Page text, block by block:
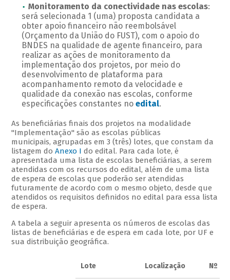
Monitoramento da conectividade nas escolas:
será selecionada 1 (uma) proposta candidata a
obter apoio financeiro não reembolsável
(Orçamento da União do FUST), com o apoio do
BNDES na qualidade de agente financeiro, para
realizar as ações de monitoramento da
implementação dos projetos, por meio do
desenvolvimento de plataforma para
acompanhamento remoto da velocidade e
qualidade da conexão nas escolas, conforme
especificações constantes no edital.
As beneficiárias finais dos projetos na modalidade
"Implementação" são as escolas públicas
municipais, agrupadas em 3 (três) lotes, que constam da
listagem do Anexo I do edital. Para cada lote, é
apresentada uma lista de escolas beneficiárias, a serem
atendidas com os recursos do edital, além de uma lista
de espera de escolas que poderão ser atendidas
futuramente de acordo com o mesmo objeto, desde que
atendidos os requisitos definidos no edital para essa lista
de espera.
A tabela a seguir apresenta os números de escolas das
listas de beneficiárias e de espera em cada lote, por UF e
sua distribuição geográfica.
Lote Localização Nº